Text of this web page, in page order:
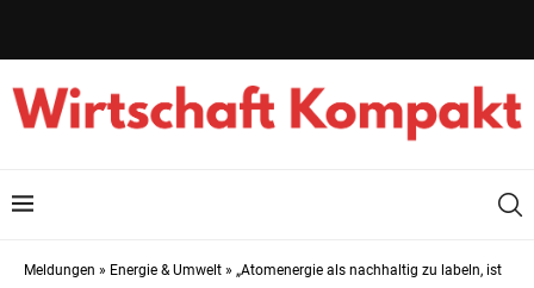
Meldungen » Energie & Umwelt » „Atomenergie als nachhaltig zu labeln, ist